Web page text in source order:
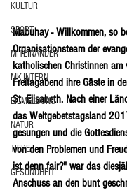
KULTUR
SPORT
MITEINANDER
MK-INTERN
EILMELDUNG
NATUR
TIERE
GESUNDHEIT
Mabuhay - Willkommen, so
Organisationsteam der
katholischen Christinnen am
Freitagabend ihre Gäste in
St. Elisabeth. Nach einer
das Weltgebetstagsland
gesungen und die
von den Problemen und
ist denn fair?" war das
Anschuss an den bunt